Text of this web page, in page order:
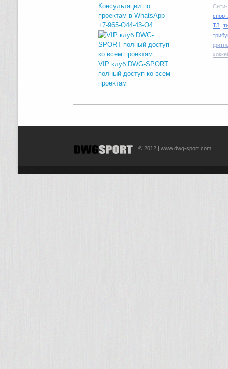
Консультации по
проектам в WhatsApp
+7-965-O44-43-O4
VIP клуб DWG-SPORT
полный доступ ко всем
проектам
ТЗ
© 2012 | www.dwg-sport.com